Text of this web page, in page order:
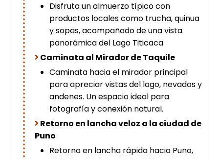
Disfruta un almuerzo típico con
productos locales como trucha, quinua
y sopas, acompañado de una vista
panorámica del Lago Titicaca.
Caminata al Mirador de Taquile
Caminata hacia el mirador principal
para apreciar vistas del lago, nevados y
andenes. Un espacio ideal para
fotografía y conexión natural.
Retorno en lancha veloz a la ciudad de
Puno
Retorno en lancha rápida hacia Puno,